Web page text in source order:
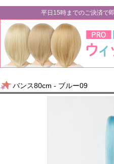
平日15時までのご決済で
バンス80cm - ブルー09